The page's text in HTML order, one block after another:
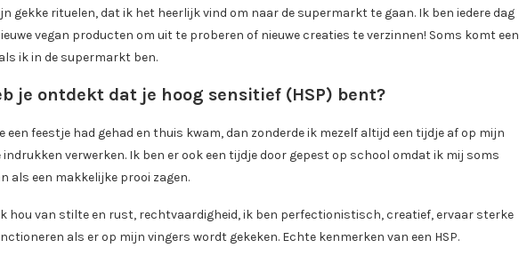
gekke rituelen, dat ik het heerlijk vind om naar de supermarkt te gaan. Ik ben iedere dag
vegan producten om uit te proberen of nieuwe creaties te verzinnen! Soms komt een
ik in de supermarkt ben.
je ontdekt dat je hoog sensitief (HSP) bent?
een feestje had gehad en thuis kwam, dan zonderde ik mezelf altijd een tijdje af op mijn
indrukken verwerken. Ik ben er ook een tijdje door gepest op school omdat ik mij soms
als een makkelijke prooi zagen.
hou van stilte en rust, rechtvaardigheid, ik ben perfectionistisch, creatief, ervaar sterke
als er op mijn vingers wordt gekeken. Echte kenmerken van een HSP.